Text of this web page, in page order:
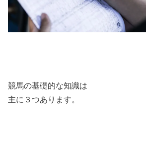
競馬の基礎的な知識は
主に３つあります。